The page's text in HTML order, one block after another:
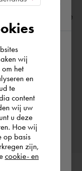
para uso que já
por mais de
mundo inteiro.
Charting
aeronáutica
procura,
de serviços
de
e
in Rest of
country
wij
het
en
te
content
wij uw
u deze
Hoe wij
op basis
zijn,
cookie- en